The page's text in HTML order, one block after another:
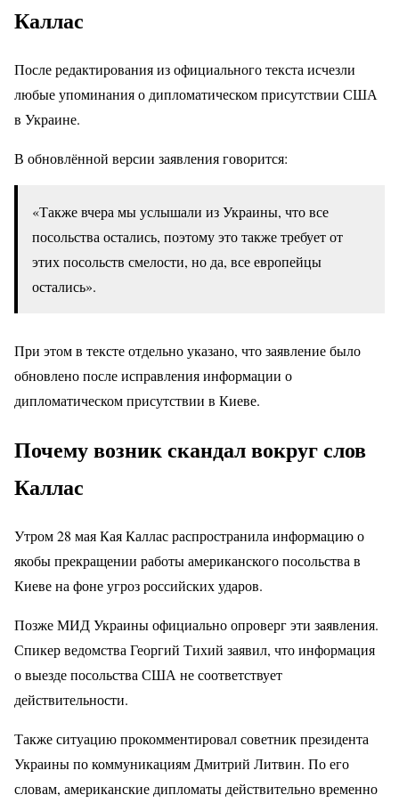
Каллас
После редактирования из официального текста исчезли
любые упоминания о дипломатическом присутствии США
в Украине.
В обновлённой версии заявления говорится:
«Также вчера мы услышали из Украины, что все
посольства остались, поэтому это также требует от
этих посольств смелости, но да, все европейцы
остались».
При этом в тексте отдельно указано, что заявление было
обновлено после исправления информации о
дипломатическом присутствии в Киеве.
Почему возник скандал вокруг слов
Каллас
Утром 28 мая Кая Каллас распространила информацию о
якобы прекращении работы американского посольства в
Киеве на фоне угроз российских ударов.
Позже МИД Украины официально опроверг эти заявления.
Спикер ведомства Георгий Тихий заявил, что информация
о выезде посольства США не соответствует
действительности.
Также ситуацию прокомментировал советник президента
Украины по коммуникациям Дмитрий Литвин. По его
словам, американские дипломаты действительно временно